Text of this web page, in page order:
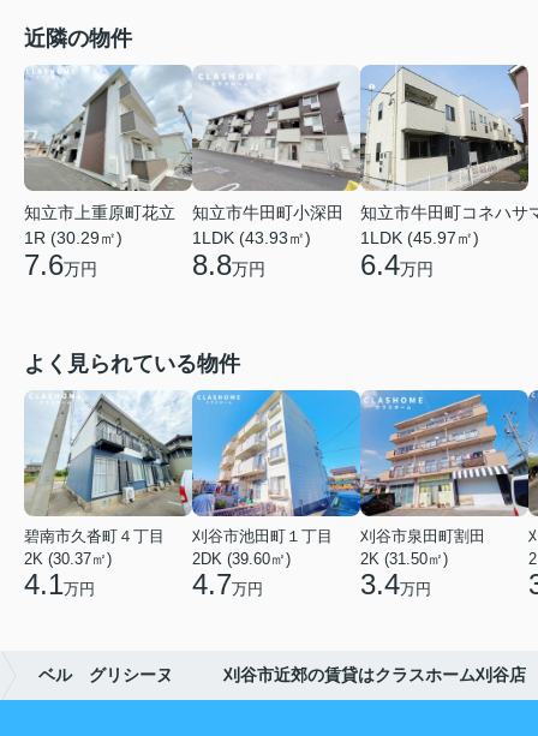
近隣の物件
知立市上重原町花立
1R (30.29㎡)
7.6万円
知立市牛田町小深田
1LDK (43.93㎡)
8.8万円
知立市牛田町コネハサ
1LDK (45.97㎡)
6.4万円
よく見られている物件
碧南市久沓町４丁目
2K (30.37㎡)
4.1万円
刈谷市池田町１丁目
2DK (39.60㎡)
4.7万円
刈谷市泉田町割田
2K (31.50㎡)
3.4万円
ベル グリシーヌ 刈谷市近郊の賃貸はクラスホーム刈谷店